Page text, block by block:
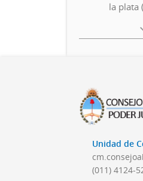
la plata
Unidad de
(011) 4124-